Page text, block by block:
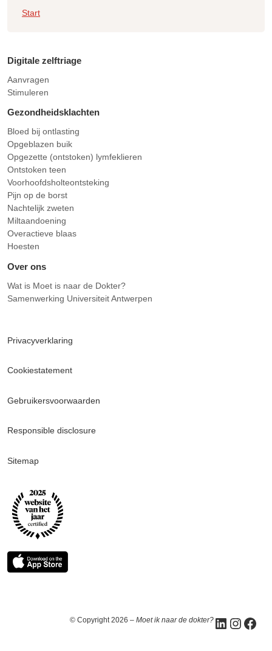
Start
Digitale zelftriage
Aanvragen
Stimuleren
Gezondheidsklachten
Bloed bij ontlasting
Opgeblazen buik
Opgezette (ontstoken) lymfeklieren
Ontstoken teen
Voorhoofdsholteontsteking
Pijn op de borst
Nachtelijk zweten
Miltaandoening
Overactieve blaas
Hoesten
Over ons
Wat is Moet is naar de Dokter?
Samenwerking Universiteit Antwerpen
Privacyverklaring
Cookiestatement
Gebruikersvoorwaarden
Responsible disclosure
Sitemap
© Copyright 2026 – Moet ik naar de dokter?LinkedIn Instagram Facebook